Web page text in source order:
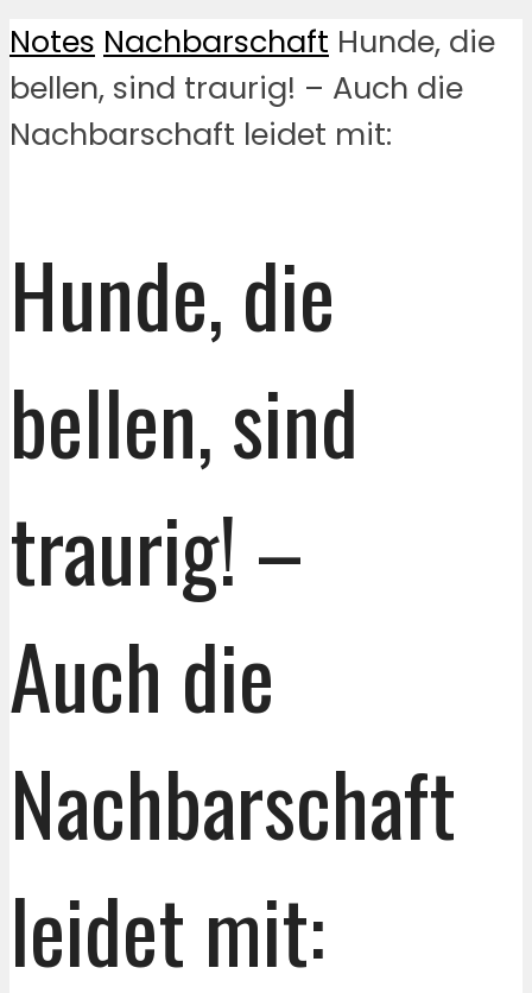
Notes Nachbarschaft Hunde, die
bellen, sind traurig! – Auch die
Nachbarschaft leidet mit:
Hunde, die
bellen, sind
traurig! –
Auch die
Nachbarschaft
leidet mit: